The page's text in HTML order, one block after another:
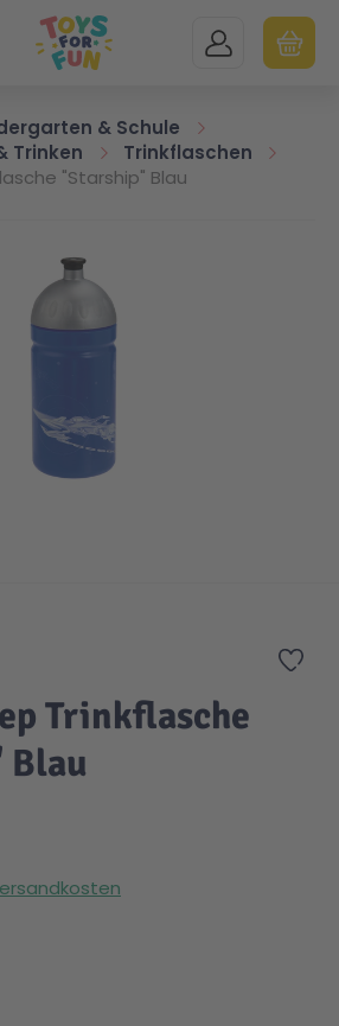
MEIN KONTO
& Schule
Trinken
Trinkflaschen
"Starship" Blau
springen
Zur
Trinkflasche